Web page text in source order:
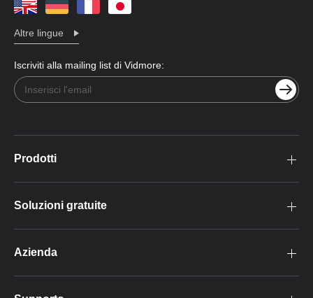
Altre lingue
Iscriviti alla mailing list di Vidmore:
Prodotti
Soluzioni gratuite
Azienda